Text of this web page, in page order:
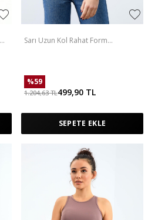
Sarı Uzun Kol Rahat Form
%59
1.204,63TL499,90 TL
SEPETE EKLE